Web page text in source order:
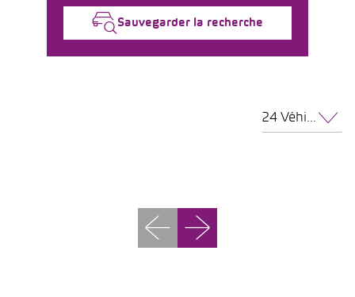
Sauvegarder la recherche
24 Véhicules par page